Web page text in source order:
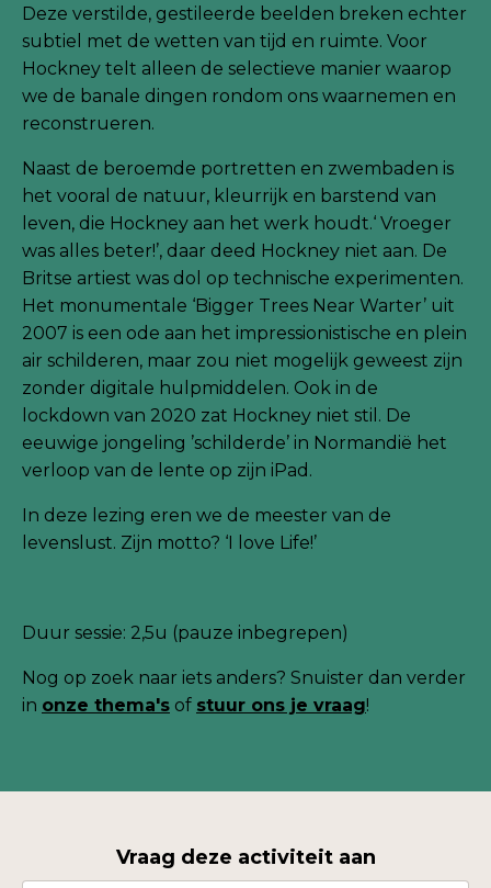
Deze verstilde, gestileerde beelden breken echter
subtiel met de wetten van tijd en ruimte. Voor
Hockney telt alleen de selectieve manier waarop
we de banale dingen rondom ons waarnemen en
reconstrueren.
Naast de beroemde portretten en zwembaden is
het vooral de natuur, kleurrijk en barstend van
leven, die Hockney aan het werk houdt.‘ Vroeger
was alles beter!’, daar deed Hockney niet aan. De
Britse artiest was dol op technische experimenten.
Het monumentale ‘Bigger Trees Near Warter’ uit
2007 is een ode aan het impressionistische en plein
air schilderen, maar zou niet mogelijk geweest zijn
zonder digitale hulpmiddelen. Ook in de
lockdown van 2020 zat Hockney niet stil. De
eeuwige jongeling ’schilderde’ in Normandië het
verloop van de lente op zijn iPad.
In deze lezing eren we de meester van de
levenslust. Zijn motto? ‘I love Life!’
Duur sessie: 2,5u (pauze inbegrepen)
Nog op zoek naar iets anders? Snuister dan verder
in onze thema's of stuur ons je vraag!
Vraag deze activiteit aan